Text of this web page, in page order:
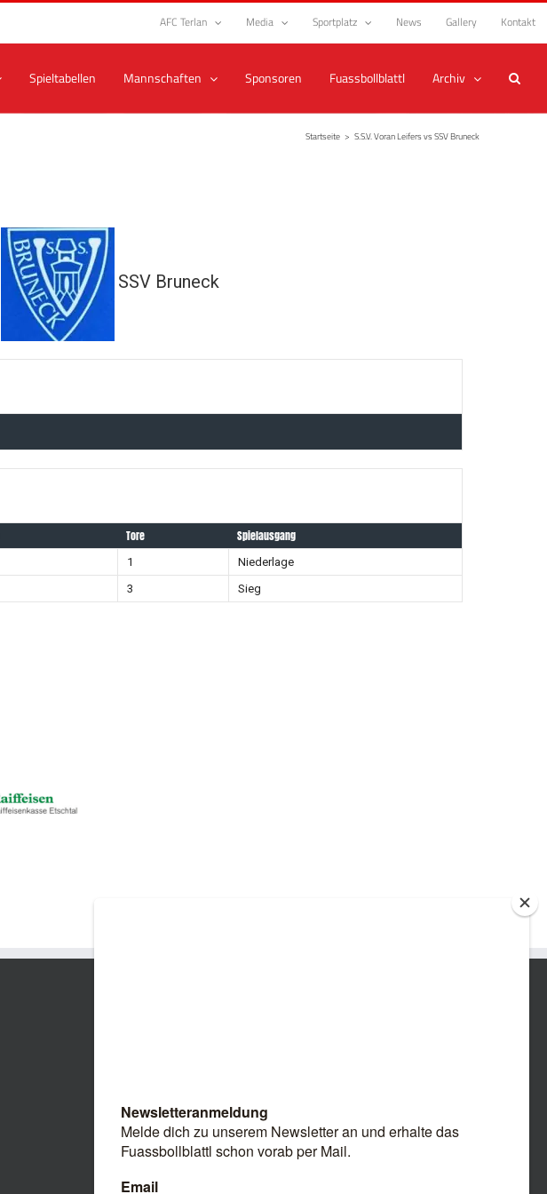
AFC Terlan Media Sportplatz News Gallery Kontakt
Spieltabellen Mannschaften Sponsoren Fuassbollblattl Archiv
Startseite > S.S.V. Voran Leifers vs SSV Bruneck
SSV Bruneck
Tore Spielausgang
1
Niederlage
3 Sieg